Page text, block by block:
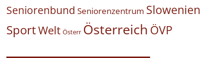
Seniorenbund Seniorenzentrum Slowenien
SportWelt Österr Österreich ÖVP